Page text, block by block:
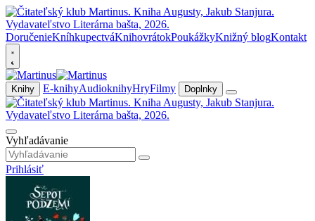
DoručenieKníhkupectváKnihovrátokPoukážkyKnižný blogKontakt
Knihy E-knihyAudioknihyHryFilmy Doplnky
Vyhľadávanie
Prihlásiť